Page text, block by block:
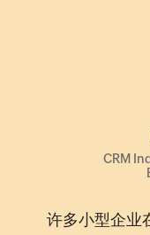
CRM
许多小型企业